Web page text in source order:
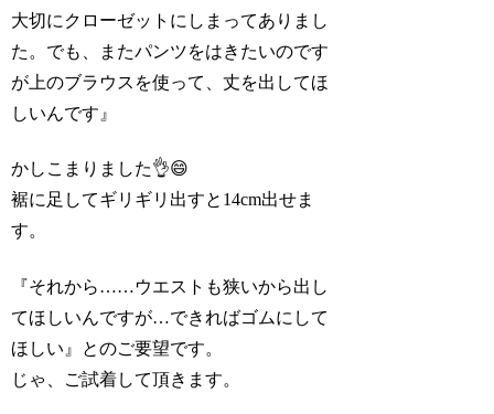
大切にクローゼットにしまってありまし
た。でも、またパンツをはきたいのです
が上のブラウスを使って、丈を出してほ
しいんです』
かしこまりました👌😄
裾に足してギリギリ出すと14cm出せま
す。
『それから……ウエストも狭いから出し
てほしいんですが…できればゴムにして
ほしい』とのご要望です。
じゃ、ご試着して頂きます。